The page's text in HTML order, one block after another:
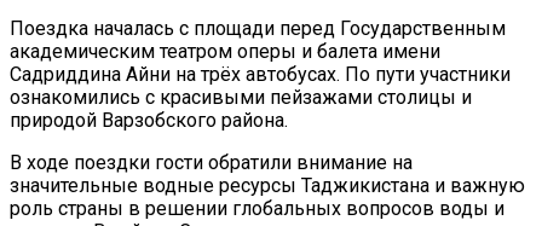
Поездка началась с площади перед Государственным
академическим театром оперы и балета имени
Садриддина Айни на трёх автобусах. По пути участники
ознакомились с красивыми пейзажами столицы и
природой Варзобского района.
В ходе поездки гости обратили внимание на
значительные водные ресурсы Таджикистана и важную
роль страны в решении глобальных вопросов воды и